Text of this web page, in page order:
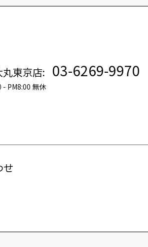
東京店: 03-6269-9970
- PM8:00 無休
せ